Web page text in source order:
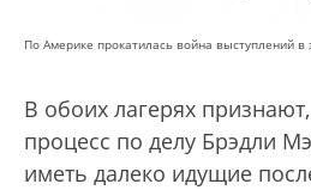
По Америке прокатилась война выступлений в
В обоих лагерях
процесс по делу Брэдли
иметь далеко идущие